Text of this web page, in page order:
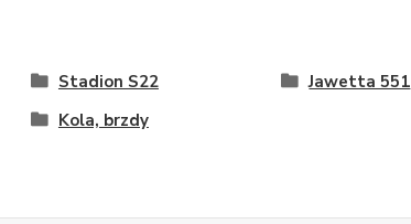
Stadion S22
Jawetta 551
Kola, brzdy